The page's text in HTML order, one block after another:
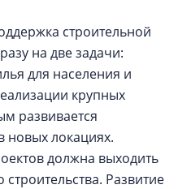
строительной
на две задачи:
для населения и
крупных
развивается
новых локациях.
должна выходить
Развитие